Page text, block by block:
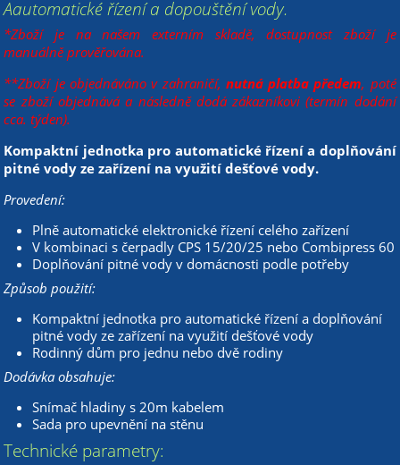
Aautomatické řízení a dopouštění vody.
*Zboží je na našem externím skladě, dostupnost zboží je
manuálně prověřována.
**Zboží je objednáváno v zahraničí, nutná platba předem, poté
se zboží objednává a následně dodá zákazníkovi (termín dodání
cca. týden).
Kompaktní jednotka pro automatické řízení a doplňování
pitné vody ze zařízení na využití dešťové vody.
Provedení:
Plně automatické elektronické řízení celého zařízení
V kombinaci s čerpadly CPS 15/20/25 nebo Combipress 60
Doplňování pitné vody v domácnosti podle potřeby
Způsob použití:
Kompaktní jednotka pro automatické řízení a doplňování
pitné vody ze zařízení na využití dešťové vody
Rodinný dům pro jednu nebo dvě rodiny
Dodávka obsahuje:
Snímač hladiny s 20m kabelem
Sada pro upevnění na stěnu
Technické parametry: